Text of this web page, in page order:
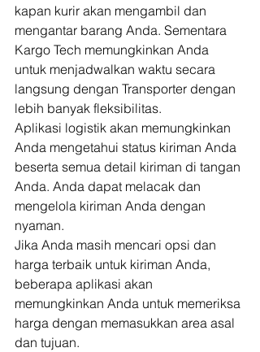
kapan kurir akan mengambil dan
mengantar barang Anda. Sementara
Kargo Tech memungkinkan Anda
untuk menjadwalkan waktu secara
langsung dengan Transporter dengan
lebih banyak fleksibilitas.
Aplikasi logistik akan memungkinkan
Anda mengetahui status kiriman Anda
beserta semua detail kiriman di tangan
Anda. Anda dapat melacak dan
mengelola kiriman Anda dengan
nyaman.
Jika Anda masih mencari opsi dan
harga terbaik untuk kiriman Anda,
beberapa aplikasi akan
memungkinkan Anda untuk memeriksa
harga dengan memasukkan area asal
dan tujuan.